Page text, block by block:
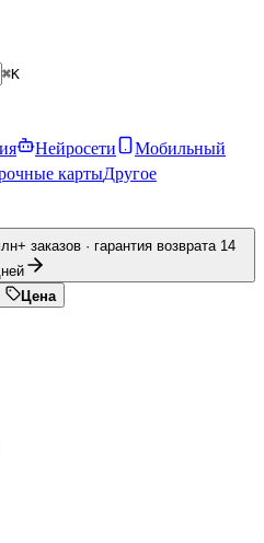
⌘K
Нейросети
Мобильный
картыДругое
заказов · гарантия возврата 14
Цена